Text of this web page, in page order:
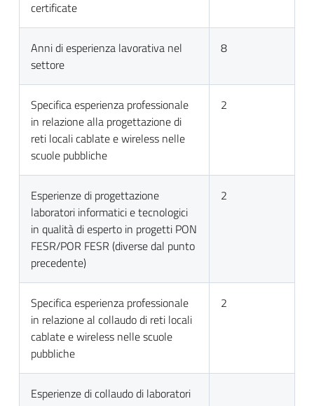
certificate
Anni di esperienza lavorativa nel
settore
8
Specifica esperienza professionale
in relazione alla progettazione di
reti locali cablate e wireless nelle
scuole pubbliche
2
Esperienze di progettazione
laboratori informatici e tecnologici
in qualità di esperto in progetti PON
FESR/POR FESR (diverse dal punto
precedente)
2
Specifica esperienza professionale
in relazione al collaudo di reti locali
cablate e wireless nelle scuole
pubbliche
2
Esperienze di collaudo di laboratori